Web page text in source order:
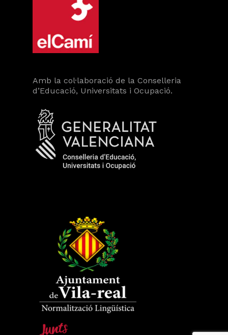
Amb la col·laboració de la Conselleria
d’Educació, Universitats i Ocupació.